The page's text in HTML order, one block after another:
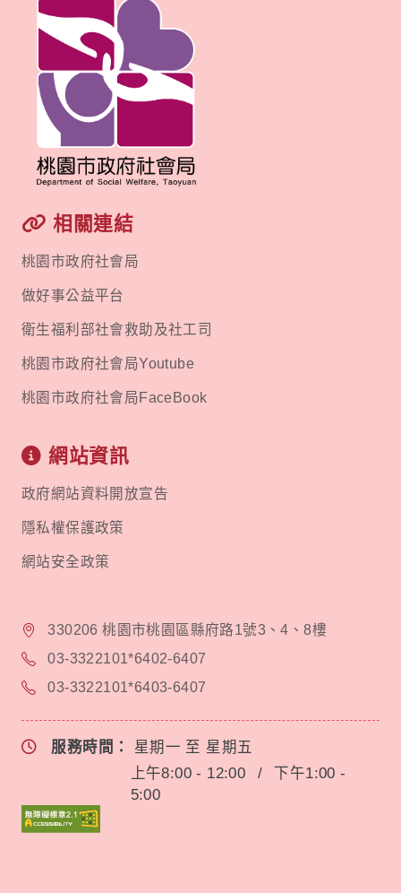
相關連結
桃園市政府社會局
做好事公益平台
衛生福利部社會救助及社工司
桃園市政府社會局Youtube
桃園市政府社會局FaceBook
網站資訊
政府網站資料開放宣告
隱私權保護政策
網站安全政策
330206 桃園市桃園區縣府路1號3、4、8樓
03-3322101*6402-6407
03-3322101*6403-6407
服務時間： 星期一 至 星期五
上午8:00 - 12:00
/
下午1:00 -
5:00